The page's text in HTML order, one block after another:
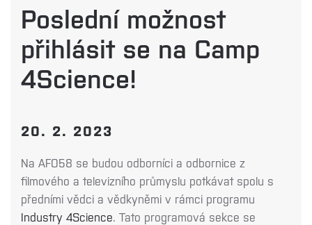
Poslední možnost
přihlásit se na Camp
4Science!
20. 2. 2023
Na AFO58 se budou odborníci a odbornice z
filmového a televizního průmyslu potkávat spolu s
předními vědci a vědkyněmi v rámci programu
Industry 4Science. Tato programová sekce se